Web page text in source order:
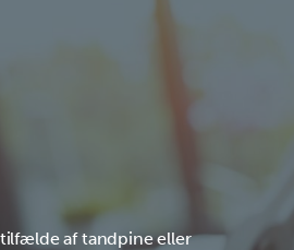
af tandpine eller